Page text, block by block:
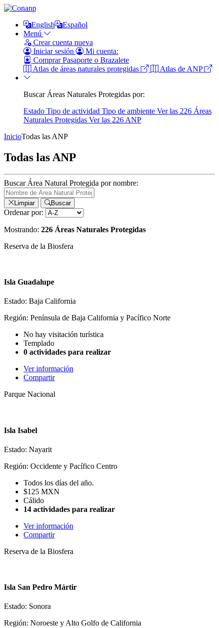
English
Español
Menú
Crear cuenta nueva
Iniciar sesión
Mi cuenta:
Comprar Pasaporte o Brazalete
Atlas de áreas naturales protegidas
Atlas de ANP
Buscar Áreas Naturales Protegidas por:
Estado Tipo de actividad Tipo de ambiente Ver las 226 Áreas
Naturales Protegidas Ver las 226 ANP
InicioTodas las ANP
Todas las ANP
Buscar Área Natural Protegida por nombre:
Limpiar Buscar
Ordenar por:
Mostrando: 226 Áreas Naturales Protegidas
Reserva de la Biosfera
Isla Guadalupe
Estado: Baja California
Región: Península de Baja California y Pacífico Norte
No hay visitación turística
Templado
0 actividades para realizar
Ver información
Compartir
Parque Nacional
Isla Isabel
Estado: Nayarit
Región: Occidente y Pacífico Centro
Todos los días del año.
$125 MXN
Cálido
14 actividades para realizar
Ver información
Compartir
Reserva de la Biosfera
Isla San Pedro Mártir
Estado: Sonora
Región: Noroeste y Alto Golfo de California